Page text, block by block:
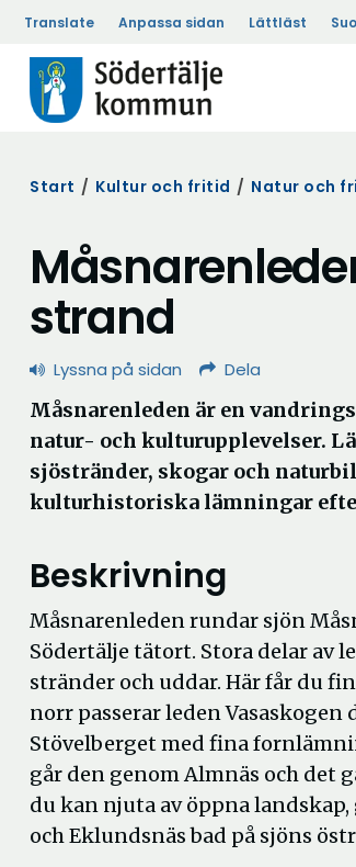
Translate Anpassa sidan Lättläst
Start / Kultur och fritid / Natur och
strand
Lyssna på sidan Dela
Måsnarenleden är en
natur- och kulturupplevelser.
sjöstränder, skogar och
kulturhistoriska lämningar
Beskrivning
Måsnarenleden rundar sjön
Södertälje tätort. Stora delar av
stränder och uddar. Här får du
norr passerar leden
Stövelberget med fina
går den genom Almnäs och det
du kan njuta av öppna
och Eklundsnäs bad på sjöns